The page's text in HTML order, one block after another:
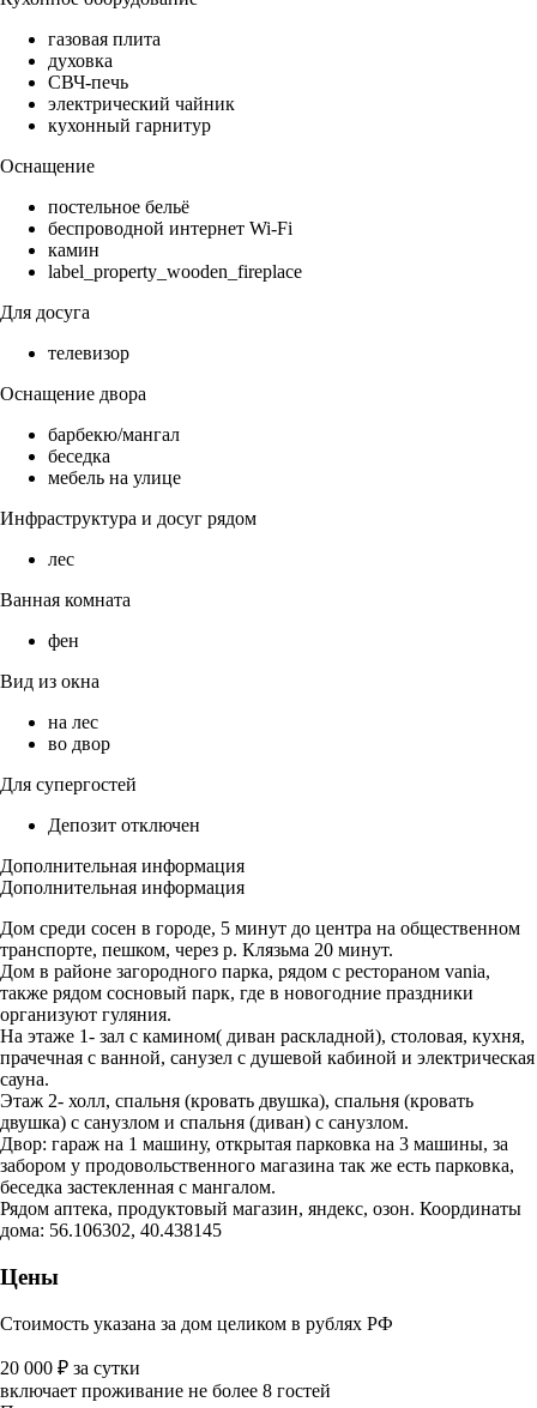
газовая плита
духовка
СВЧ-печь
электрический чайник
кухонный гарнитур
Оснащение
постельное бельё
беспроводной интернет Wi-Fi
камин
label_property_wooden_fireplace
Для досуга
телевизор
Оснащение двора
барбекю/мангал
беседка
мебель на улице
Инфраструктура и досуг рядом
лес
Ванная комната
фен
Вид из окна
на лес
во двор
Для супергостей
Депозит отключен
Дополнительная информация
Дополнительная информация
Дом среди сосен в городе, 5 минут до центра на общественном
транспорте, пешком, через р. Клязьма 20 минут.
Дом в районе загородного парка, рядом с рестораном vania,
также рядом сосновый парк, где в новогодние праздники
организуют гуляния.
На этаже 1- зал с камином( диван раскладной), столовая, кухня,
прачечная с ванной, санузел с душевой кабиной и электрическая
сауна.
Этаж 2- холл, спальня (кровать двушка), спальня (кровать
двушка) с санузлом и спальня (диван) с санузлом.
Двор: гараж на 1 машину, открытая парковка на 3 машины, за
забором у продовольственного магазина так же есть парковка,
беседка застекленная с мангалом.
Рядом аптека, продуктовый магазин, яндекс, озон. Координаты
дома: 56.106302, 40.438145
Цены
Стоимость указана за дом целиком в рублях РФ
20 000 ₽ за сутки
включает проживание не более 8 гостей